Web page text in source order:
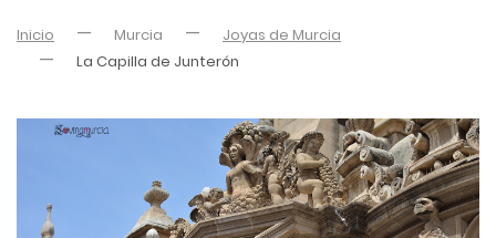
Inicio Murcia
Joyas de Murcia
La Capilla de Junterón